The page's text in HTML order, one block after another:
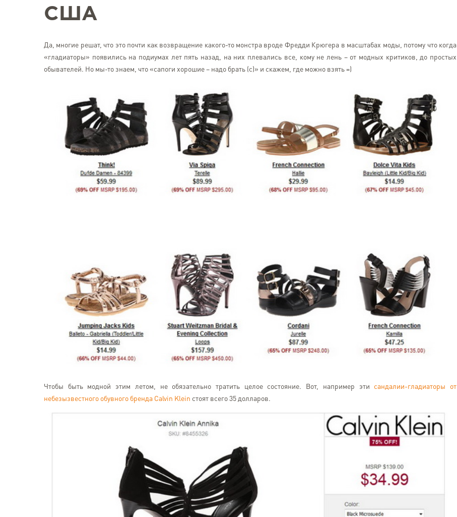
США
Да, многие решат, что это почти как возвращение какого-то монстра вроде Фредди Крюгера в масштабах моды, потому что когда
«гладиаторы» появились на подиумах лет пять назад, на них плевались все, кому не лень – от модных критиков, до простых
обывателей. Но мы-то знаем, что «сапоги хорошие – надо брать (с)» и скажем, где можно взять =)
Чтобы быть модной этим летом, не обязательно тратить целое состояние. Вот, например эти сандалии-гладиаторы от
небезызвестного обувного бренда Calvin Klein стоят всего 35 долларов.